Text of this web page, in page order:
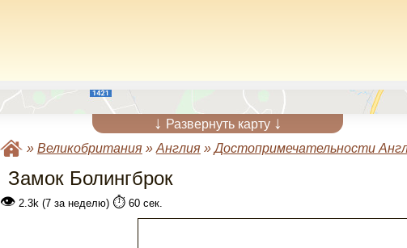
↓ Развернуть карту ↓
» Великобритания» Англия»Достопримечательности
Замок Болингброк
👁2.3k (7 за неделю) ⏱️60 сек.